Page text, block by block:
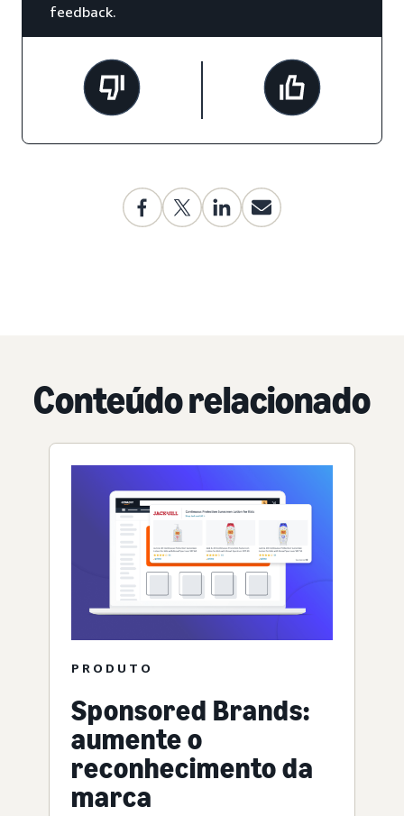
feedback.
Conteúdo relacionado
PRODUTO
Sponsored Brands:
aumente o
reconhecimento da
marca